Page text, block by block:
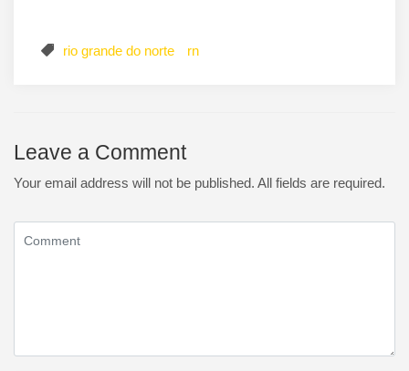
rio grande do norte rn
Leave a Comment
Your email address will not be published. All fields are required.